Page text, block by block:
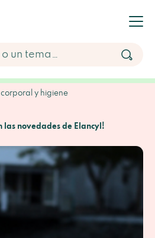
y higiene
las novedades de Elancyl!